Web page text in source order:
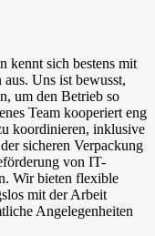
kennt sich bestens mit
Uns ist bewusst,
um den Betrieb so
Team kooperiert eng
koordinieren, inklusive
sicheren Verpackung
von IT-
Wir bieten flexible
mit der Arbeit
Angelegenheiten